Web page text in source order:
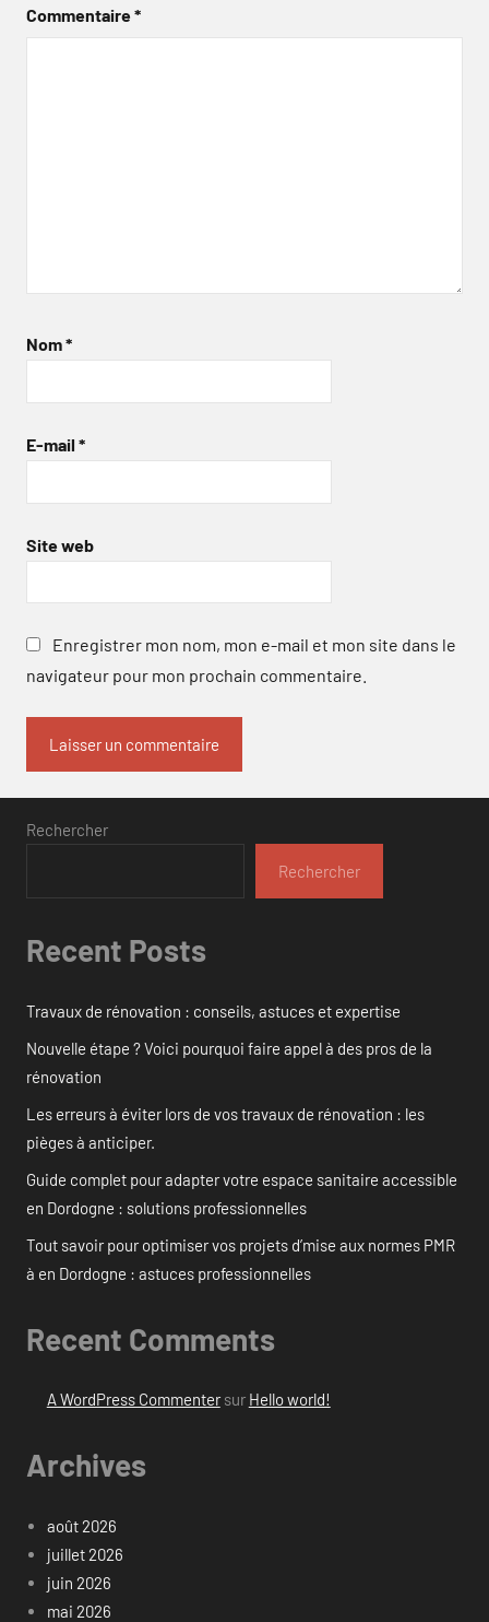
Commentaire*
Nom*
E-mail *
Site web
Enregistrer mon nom, mon e-mail et mon site dans le
navigateur pour mon prochain commentaire.
Rechercher
Rechercher
Recent Posts
Travaux de rénovation : conseils, astuces et expertise
Nouvelle étape ? Voici pourquoi faire appel à des pros de la
rénovation
Les erreurs à éviter lors de vos travaux de rénovation : les
pièges à anticiper.
Guide complet pour adapter votre espace sanitaire accessible
en Dordogne : solutions professionnelles
Tout savoir pour optimiser vos projets d’mise aux normes PMR
à en Dordogne : astuces professionnelles
Recent Comments
A WordPress Commentersur Hello world!
Archives
août 2026
juillet 2026
juin 2026
mai 2026